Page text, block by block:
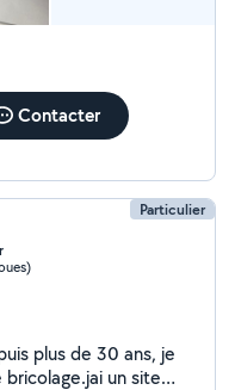
Contacter
Particulier
plus de 30 ans, je
un site